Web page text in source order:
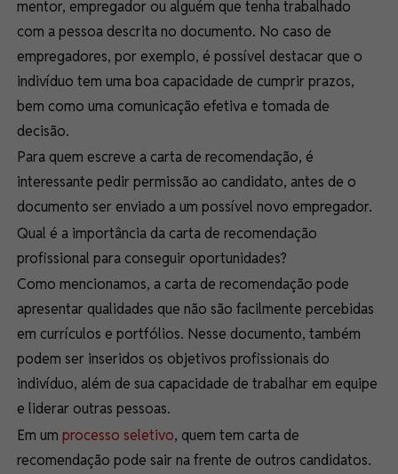
mentor, empregadorou alguém que tenha trabalhado
com a pessoa descrita no documento. No caso de
empregadores, por exemplo, é possível destacar que o
indivíduo tem uma boa capacidade de cumprir prazos,
bem como uma comunicação efetiva e tomada de
decisão.
Para quem escreve a carta de recomendação, é
interessante pedir permissão ao candidato, antes de o
documento ser enviado a um possível novo empregador.
Qual é a importância da carta de recomendação
profissional para conseguir oportunidades?
Como mencionamos, a carta de recomendação pode
apresentar qualidades que não são facilmente percebidas
em currículos e portfólios. Nesse documento, também
podem ser inseridos os objetivos profissionais do
indivíduo, além de sua capacidade de trabalhar em equipe
e liderar outras pessoas.
Em um processo seletivo, quem tem carta de
recomendação pode sair na frente de outros candidatos.